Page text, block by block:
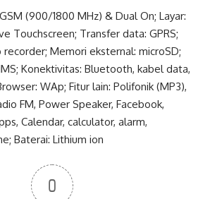
(900/1800 MHz) & Dual On; Layar:
Touchscreen; Transfer data: GPRS;
recorder; Memori eksternal: microSD;
Konektivitas: Bluetooth, kabel data,
WAp; Fitur lain: Polifonik (MP3),
FM, Power Speaker, Facebook,
Calendar, calculator, alarm,
Baterai: Lithium ion
0